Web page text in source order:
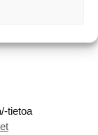
-tehtaassa,
tietoa